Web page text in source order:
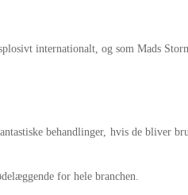
internationalt, og som Mads
behandlinger, hvis de bliver
for hele branchen.